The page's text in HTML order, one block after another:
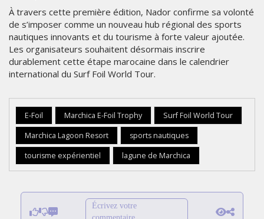
À travers cette première édition, Nador confirme sa volonté
de s’imposer comme un nouveau hub régional des sports
nautiques innovants et du tourisme à forte valeur ajoutée.
Les organisateurs souhaitent désormais inscrire
durablement cette étape marocaine dans le calendrier
international du Surf Foil World Tour.
E-Foil Marchica E-Foil Trophy
Surf Foil World Tour
Marchica Lagoon Resort
sports nautiques
tourisme expérientiel
lagune de Marchica
Écrivez votre
commentaire